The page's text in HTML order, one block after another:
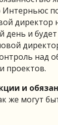
Интерньюс
директор
день и
над
проектов.
и
же могут